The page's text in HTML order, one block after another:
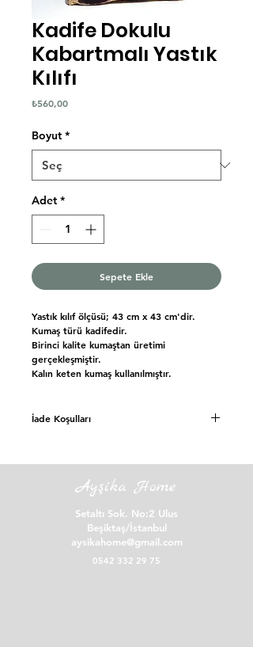
Kadife Dokulu
Kabartmalı Yastık
Kılıfı
₺560,00Fiyat
Boyut *
Adet *
Sepete Ekle
Yastık kılıf ölçüsü; 43 cm x 43 cm'dir.
Kumaş türü kadifedir.
Birinci kalite kumaştan üretimi
gerçekleşmiştir.
Kalın keten kumaş kullanılmıştır.
İade Koşulları
sahipsiniz.
İade işlemi için bize Instagram profilimiz
üzerinden ulaşmanızı rica ederiz.
Ayşika Home
Setaltı Sok. No:2 Ulus
Beşiktaş/İstanbul
aysikahome@gmail.com
0542 332 29 75